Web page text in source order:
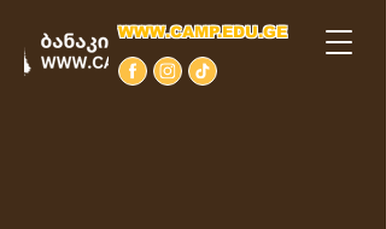
WWW.CAMP.EDU.GE